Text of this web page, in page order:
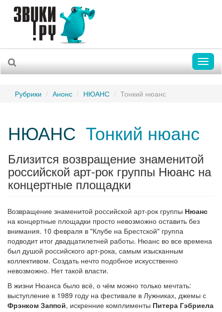
Рубрики Анонс НЮАНС Тонкий нюанс
НЮАНС Тонкий нюанс
Близится возвращение знаменитой
российской арт-рок группы Нюанс на
концертные площадки
Возвращение знаменитой российской арт-рок группы Нюанс
на концертные площадки просто невозможно оставить без
внимания. 10 февраля в "Клубе на Брестской" группа
подводит итог двадцатилетней работы. Нюанс во все времена
был душой российского арт-рока, самым изысканным
коллективом. Создать нечто подобное искусственно
невозможно. Нет такой власти.
В жизни Нюанса было всё, о чём можно только мечтать:
выступление в 1989 году на фестивале в Лужниках, джемы с
Фрэнком Заппой, искренние комплименты Питера Гэбриела